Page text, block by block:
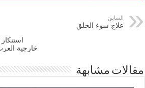
السابق
علاج سوء الخلق
خارجية
مقالات مشابهة